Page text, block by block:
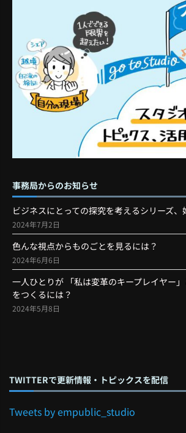
事務局からのお知らせ
ビジネスにとっての探究を考えるシリーズ、
2024年7月2日
色んな視点からものごとを見るには？
2024年6月6日
一人ひとりが 「私は変革のキープレイヤー
をつくるには？
2024年5月8日
TWITTERで更新情報・トピックスを配信
Tweets by empublic_studio